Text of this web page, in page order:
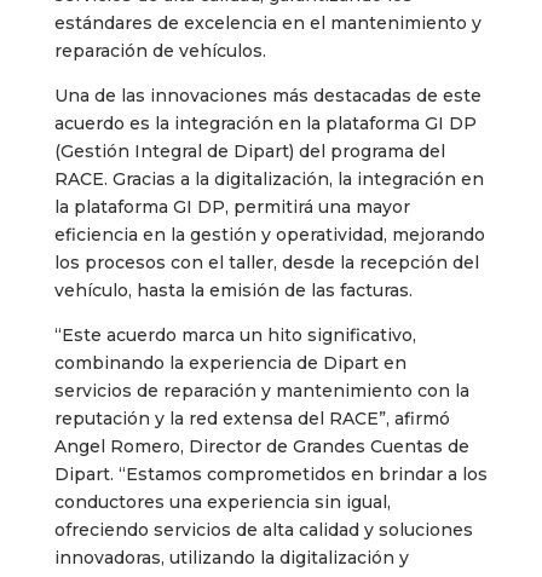
estándares de excelencia en el mantenimiento y
reparación de vehículos.
Una de las innovaciones más destacadas de este
acuerdo es la integración en la plataforma GI DP
(Gestión Integral de Dipart) del programa del
RACE. Gracias a la digitalización, la integración en
la plataforma GI DP, permitirá una mayor
eficiencia en la gestión y operatividad, mejorando
los procesos con el taller, desde la recepción del
vehículo, hasta la emisión de las facturas.
“Este acuerdo marca un hito significativo,
combinando la experiencia de Dipart en
servicios de reparación y mantenimiento con la
reputación y la red extensa del RACE”, afirmó
Angel Romero, Director de Grandes Cuentas de
Dipart. “Estamos comprometidos en brindar a los
conductores una experiencia sin igual,
ofreciendo servicios de alta calidad y soluciones
innovadoras, utilizando la digitalización y